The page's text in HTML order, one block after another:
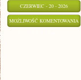
CZERWIEC - 20 - 2026
MOŻLIWOŚĆ KOMENTOWANIA